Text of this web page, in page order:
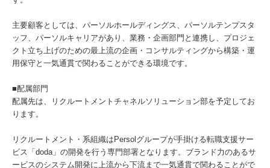
主要顧客としては、パーソルホールディングス、パーソルテンプスタ
ッフ、パーソルキャリアがあり、業務・企画部門と連携し、プロジェ
クト立ち上げのための最上流の企画・コンサルティングから構築・運
用保守と一気通貫で関わることができる環境です。
■配属部門
配属先は、リクルートメントチャネルソリューション部を予定してお
ります。
リクルートメント・系組織はPersolグループが手掛ける転職支援サー
ビス「doda」の開発を行う専門部署となります。ブランド力のあるサ
ービスのシステム開発に上流から下流まで一気通貫で関わることがで